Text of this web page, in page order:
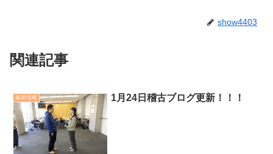
show4403
関連記事
最新情報 1月24日稽古ブログ更新！！！